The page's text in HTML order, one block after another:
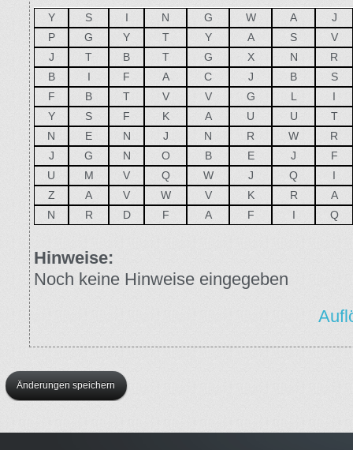
Y S I N G W A
J
P
G Y T Y A S
V
J
T B T G X N
R
B
I F A C J B
S
F
B T V V G L
I
Y
S F K A U U
T
N
E N J N R W
R
J
G N O B E J
F
U
M V Q W J Q
I
Z
A V W V K R
A
N
R D F A F I Q
Hinweise:
Noch keine Hinweise eingegeben
Änderungen speichern